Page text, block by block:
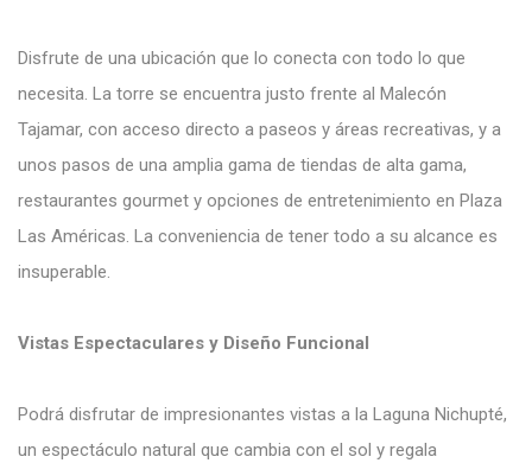
Disfrute de una ubicación que lo conecta con todo lo que
necesita. La torre se encuentra justo frente al Malecón
Tajamar, con acceso directo a paseos y áreas recreativas, y a
unos pasos de una amplia gama de tiendas de alta gama,
restaurantes gourmet y opciones de entretenimiento en Plaza
Las Américas. La conveniencia de tener todo a su alcance es
insuperable.
Vistas Espectaculares y Diseño Funcional
Podrá disfrutar de impresionantes vistas a la Laguna Nichupté,
un espectáculo natural que cambia con el sol y regala